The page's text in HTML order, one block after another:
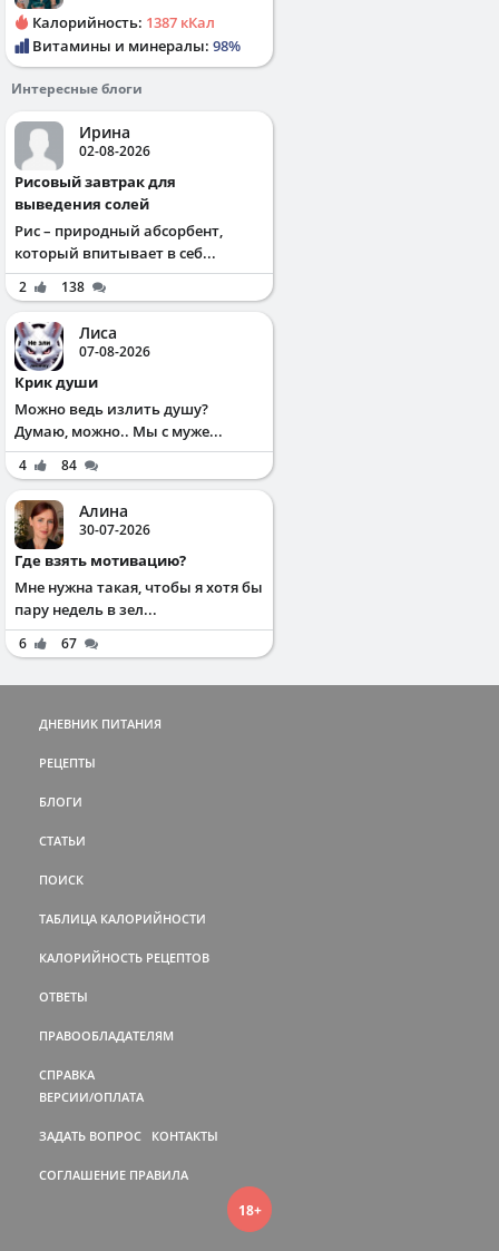
Калорийность: 1387 кКал
Витамины и минералы: 98%
Интересные блоги
Ирина
02-08-2026
Рисовый завтрак для
выведения солей
Рис – природный абсорбент,
который впитывает в себ...
2 138
Лиса
07-08-2026
Крик души
Можно ведь излить душу?
Думаю, можно.. Мы с муже...
4 84
Алина
30-07-2026
Где взять мотивацию?
Мне нужна такая, чтобы я хотя бы
пару недель в зел...
6 67
ДНЕВНИК ПИТАНИЯ
РЕЦЕПТЫ
БЛОГИ
СТАТЬИ
ПОИСК
ТАБЛИЦА КАЛОРИЙНОСТИ
КАЛОРИЙНОСТЬ РЕЦЕПТОВ
ОТВЕТЫ
ПРАВООБЛАДАТЕЛЯМ
СПРАВКА
ВЕРСИИ/ОПЛАТА
ЗАДАТЬ ВОПРОС КОНТАКТЫ
СОГЛАШЕНИЕ ПРАВИЛА
18+